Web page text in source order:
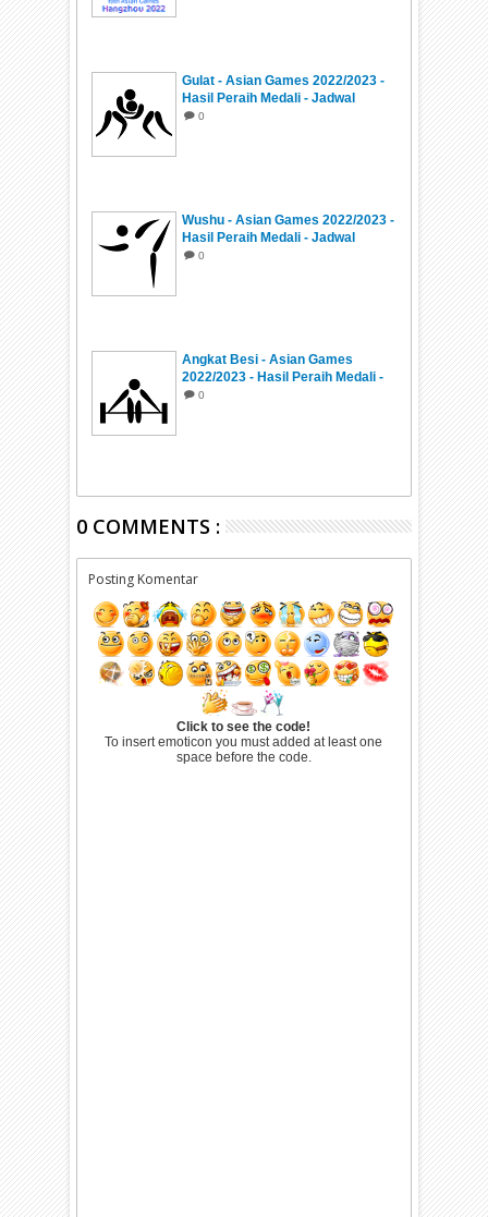
Gulat - Asian Games 2022/2023 -
Hasil Peraih Medali - Jadwal
0
Wushu - Asian Games 2022/2023 -
Hasil Peraih Medali - Jadwal
0
Angkat Besi - Asian Games
2022/2023 - Hasil Peraih Medali -
Jadwal
0
0 COMMENTS :
Posting Komentar
Click to see the code!
To insert emoticon you must added at least one
space before the code.